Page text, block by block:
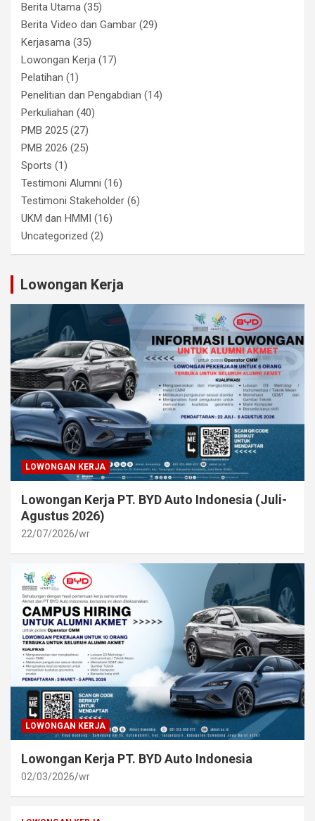
Berita Utama (35)
Berita Video dan Gambar (29)
Kerjasama (35)
Lowongan Kerja (17)
Pelatihan (1)
Penelitian dan Pengabdian (14)
Perkuliahan (40)
PMB 2025 (27)
PMB 2026 (25)
Sports (1)
Testimoni Alumni (16)
Testimoni Stakeholder (6)
UKM dan HMMI (16)
Uncategorized (2)
Lowongan Kerja
LOWONGAN KERJA
Lowongan Kerja PT. BYD Auto Indonesia (Juli-
Agustus 2026)
22/07/2026 wr
LOWONGAN KERJA
Lowongan Kerja PT. BYD Auto Indonesia
02/03/2026 wr